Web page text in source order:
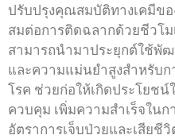
ปรับปรุงคุณสมบัติทางเคมีข
สมต่อการติดฉลากด้วยชีวโม
สามารถนำมาประยุกต์ใช้พั
และความแม่นยำสูงสำหรับ
โรค ช่วยก่อให้เกิดประโยชน์
ควบคุม เพิ่มความสำเร็จใน
อัตราการเจ็บป่วยและเสียชี